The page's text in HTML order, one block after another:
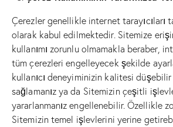
Çerezler genellikle internet tarayıcıları
olarak kabul edilmektedir. Sitemize
kullanımı zorunlu olmamakla beraber,
tüm çerezleri engelleyecek şekilde
kullanıcı deneyiminizin kalitesi
sağlamanız ya da Sitemizin çeşitli
yararlanmanız engellenebilir. Özellikle
Sitemizin temel işlevlerini yerine